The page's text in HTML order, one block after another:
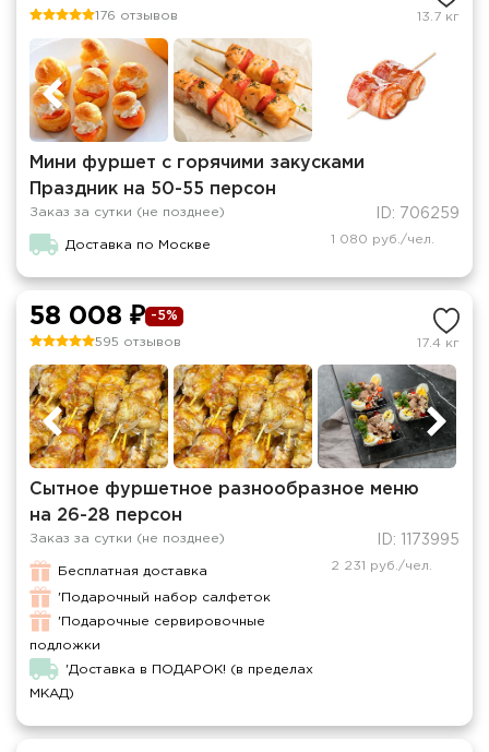
176 отзывов 13.7 кг
Мини фуршет c горячими закусками
Праздник на 50-55 персон
Заказ за сутки (не позднее) ID: 706259
Доставка по Москве 1 080 руб./чел.
58 008 ₽ -5%
595 отзывов 17.4 кг
Сытное фуршетное разнообразное меню
на 26-28 персон
Заказ за сутки (не позднее) ID: 1173995
Бесплатная доставка
'Подарочный набор салфеток
'Подарочные сервировочные
подложки
'Доставка в ПОДАРОК! (в пределах
МКАД)
2 231 руб./чел.